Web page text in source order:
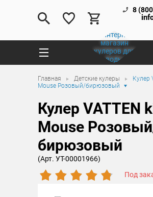
8
Главная Детские кулеры
Кулер
Mouse Розовый/бирюзовый
Кулер VATTEN
Mouse
бирюзовый
(Арт. УТ-00001966)
Под